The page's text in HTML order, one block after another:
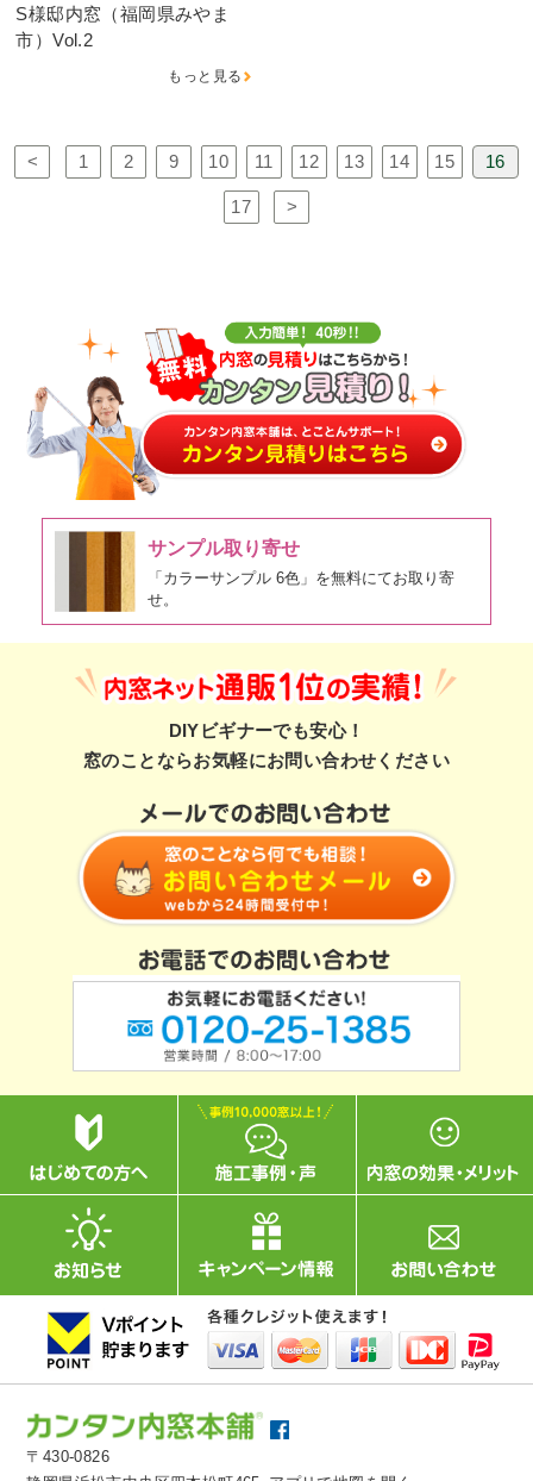
S様邸内窓（福岡県みやま
市）Vol.2
もっと見る
< 1 2 9 10 11 12 13 14 15 16
17 >
サンプル取り寄せ
「カラーサンプル 6色」を無料にてお取り寄
せ。
DIYビギナーでも安心！
窓のことならお気軽にお問い合わせください
〒430-0826